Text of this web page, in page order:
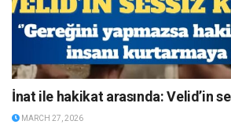
İnat ile hakikat arasında: Velid’in
MARCH 27, 2026